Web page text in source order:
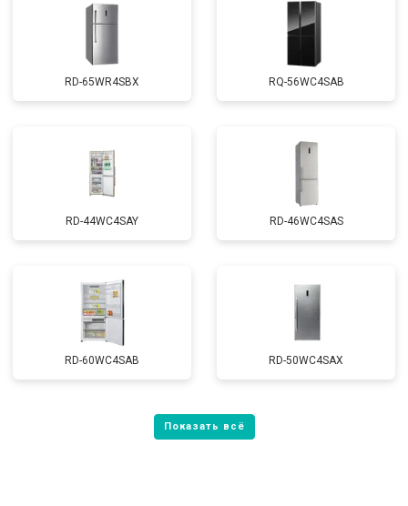
RD-65WR4SBX RQ-56WC4SAB
RD-44WC4SAY RD-46WC4SAS
RD-60WC4SAB RD-50WC4SAX